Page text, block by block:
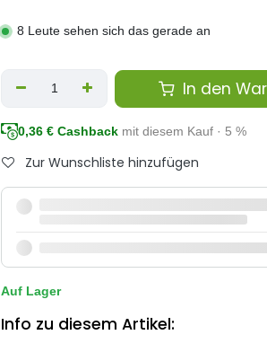
8 Leute sehen sich das gerade an
In den
0,36 € Cashback mit diesem Kauf · 5 %
Zur Wunschliste hinzufügen
Auf Lager
Info zu diesem Artikel: